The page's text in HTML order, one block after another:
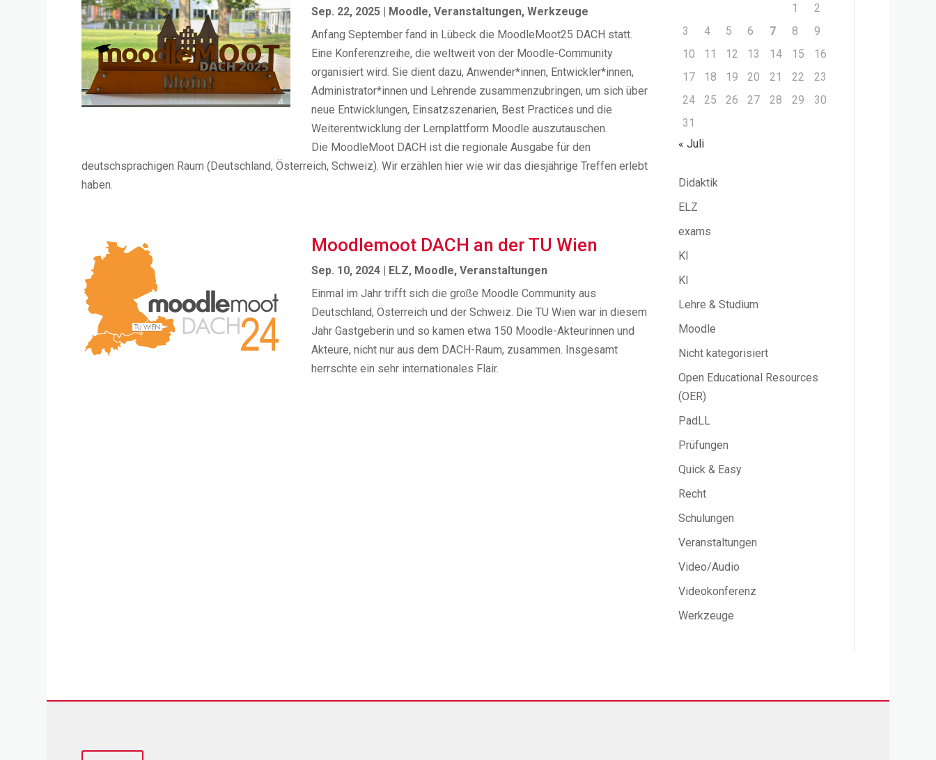
Sep. 22, 2025 | Moodle,Veranstaltungen,Werkzeuge
Anfang September fand in Lübeck die MoodleMoot25 DACH statt.
Eine Konferenzreihe, die weltweit von der Moodle-Community
organisiert wird. Sie dient dazu, Anwender*innen, Entwickler*innen,
Administrator*innen und Lehrende zusammenzubringen, um sich über
neue Entwicklungen, Einsatzszenarien, Best Practices und die
Weiterentwicklung der Lernplattform Moodle auszutauschen.
Die MoodleMoot DACH ist die regionale Ausgabe für den
deutschsprachigen Raum (Deutschland, Österreich, Schweiz). Wir erzählen hier wie wir das diesjährige Treffen erlebt
haben.
Moodlemoot DACH an der TU Wien
Sep. 10, 2024 | ELZ, Moodle,Veranstaltungen
Einmal im Jahr trifft sich die große Moodle Community aus
Deutschland, Österreich und der Schweiz. Die TU Wien war in diesem
Jahr Gastgeberin und so kamen etwa 150 Moodle-Akteurinnen und
Akteure, nicht nur aus dem DACH-Raum, zusammen. Insgesamt
herrschte ein sehr internationales Flair.
1
2
3
4 5 6 7 8
9
10
11 12 13 14 15
16
17
18 19 20 21 22
23
24
25 26 27 28 29
30
31
« Juli
Didaktik
ELZ
exams
KI
KI
Lehre & Studium
Moodle
Nicht kategorisiert
Open Educational Resources
(OER)
PadLL
Prüfungen
Quick & Easy
Recht
Schulungen
Veranstaltungen
Video/Audio
Videokonferenz
Werkzeuge